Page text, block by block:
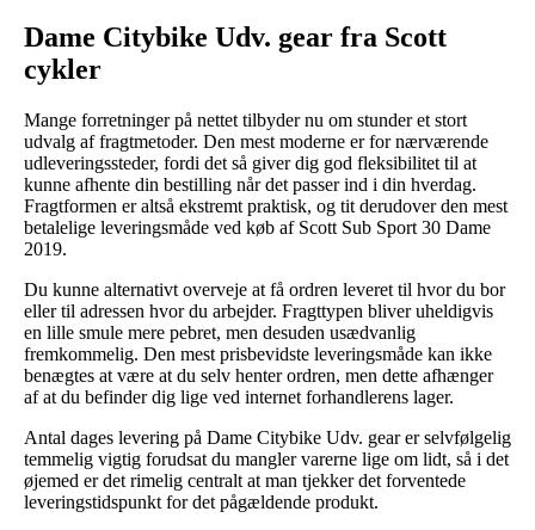
Dame Citybike Udv. gear fra Scott
cykler
Mange forretninger på nettet tilbyder nu om stunder et stort
udvalg af fragtmetoder. Den mest moderne er for nærværende
udleveringssteder, fordi det så giver dig god fleksibilitet til at
kunne afhente din bestilling når det passer ind i din hverdag.
Fragtformen er altså ekstremt praktisk, og tit derudover den mest
betalelige leveringsmåde ved køb af Scott Sub Sport 30 Dame
2019.
Du kunne alternativt overveje at få ordren leveret til hvor du bor
eller til adressen hvor du arbejder. Fragttypen bliver uheldigvis
en lille smule mere pebret, men desuden usædvanlig
fremkommelig. Den mest prisbevidste leveringsmåde kan ikke
benægtes at være at du selv henter ordren, men dette afhænger
af at du befinder dig lige ved internet forhandlerens lager.
Antal dages levering på Dame Citybike Udv. gear er selvfølgelig
temmelig vigtig forudsat du mangler varerne lige om lidt, så i det
øjemed er det rimelig centralt at man tjekker det forventede
leveringstidspunkt for det pågældende produkt.